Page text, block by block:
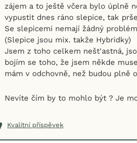
zájem a to ještě včera bylo úplně
vypustit dnes ráno slepice, tak
Se slepicemi nemají žádný
(Slepice jsou mix. takže Hybridky)
Jsem z toho celkem nešt'astná,
bojím se toho, že jsem někde
mám v odchovně, než budou plně
Nevíte čím by to mohlo být ? Je
Kvalitní příspěvek